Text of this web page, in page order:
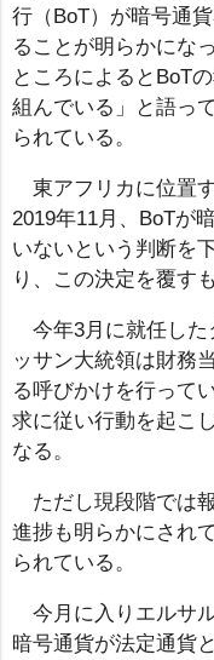
行（BoT）が暗号通
ることが明らかにな
ところによるとBoT
組んでいる」と語っ
られている。
東アフリカに位置
2019年11月、BoTが
いないという判断を
り、この決定を覆す
今年3月に就任し
ッサン大統領は財務
る呼びかけを行って
求に従い行動を起こ
なる。
ただし現段階では
進捗も明らかにされ
られている。
今月に入りエルサ
暗号通貨が法定通貨